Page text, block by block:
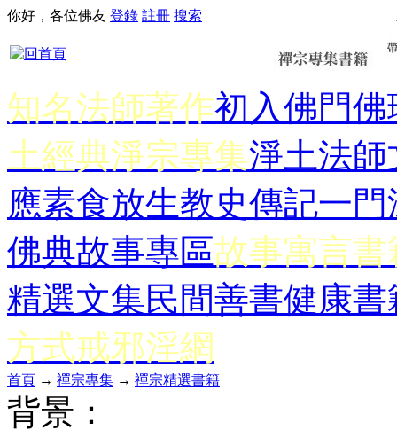
你好，各位佛友 登錄 註冊 搜索
知名法師著作初入佛門佛
土經典淨宗專集淨土法師
應素食放生教史傳記一門
佛典故事專區故事寓言書
精選文集民間善書健康書
方式戒邪淫網
首頁 → 禪宗專集 → 禪宗精選書籍
背景：